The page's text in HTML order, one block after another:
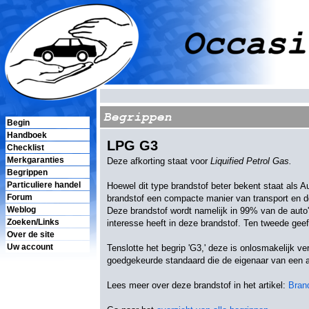
Begin
Handboek
Checklist
Merkgaranties
Begrippen
Particuliere handel
Forum
Weblog
Zoeken/Links
Over de site
Uw account
Begrippen
LPG G3
Deze afkorting staat voor Liquified Petrol Gas.
Hoewel dit type brandstof beter bekent staat als
brandstof een compacte manier van transport en
Deze brandstof wordt namelijk in 99% van de
interesse heeft in deze brandstof. Ten tweede
Tenslotte het begrip 'G3,' deze is onlosmakelijk
goedgekeurde standaard die de eigenaar van
Lees meer over deze brandstof in het artikel: